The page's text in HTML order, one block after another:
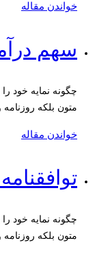
خواندن مقاله
سهم
چگونه نمایه خود
متون بلکه
خواندن مقاله
چگونه نمایه خود
متون بلکه